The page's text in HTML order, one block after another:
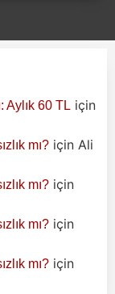
Aylık 60 TL için
mı? için Ali
mı? için
mı? için
mı? için